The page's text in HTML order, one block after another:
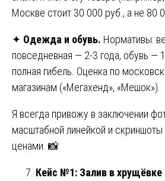
Москве стоит 30 000 руб., а не 80
✦ Одежда и обувь. Нормативы:
повседневная — 2-3 года, обувь —
полная гибель. Оценка по
магазинам («Мегахенд», «Мешок»).
Я всегда привожу в заключении
масштабной линейкой и
ценами. 📸
Кейс №1: Залив в хрущёвке